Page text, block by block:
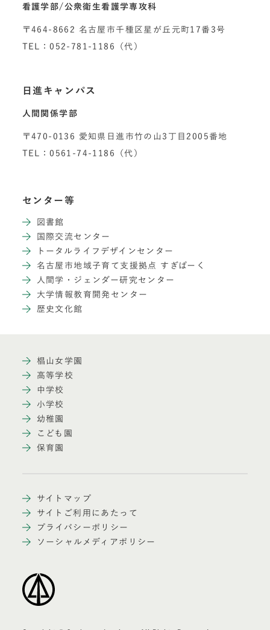
看護学部/公衆衛生看護学専攻科
〒464-8662 名古屋市千種区星が丘元町17番3号
TEL：052-781-1186（代）
日進キャンパス
人間関係学部
〒470-0136 愛知県日進市竹の山3丁目2005番地
TEL：0561-74-1186（代）
センター等
図書館
国際交流センター
トータルライフデザインセンター
名古屋市地域子育て支援拠点 すぎぱーく
人間学・ジェンダー研究センター
大学情報教育開発センター
歴史文化館
椙山女学園
高等学校
中学校
小学校
幼稚園
こども園
保育園
サイトマップ
サイトご利用にあたって
プライバシーポリシー
ソーシャルメディアポリシー